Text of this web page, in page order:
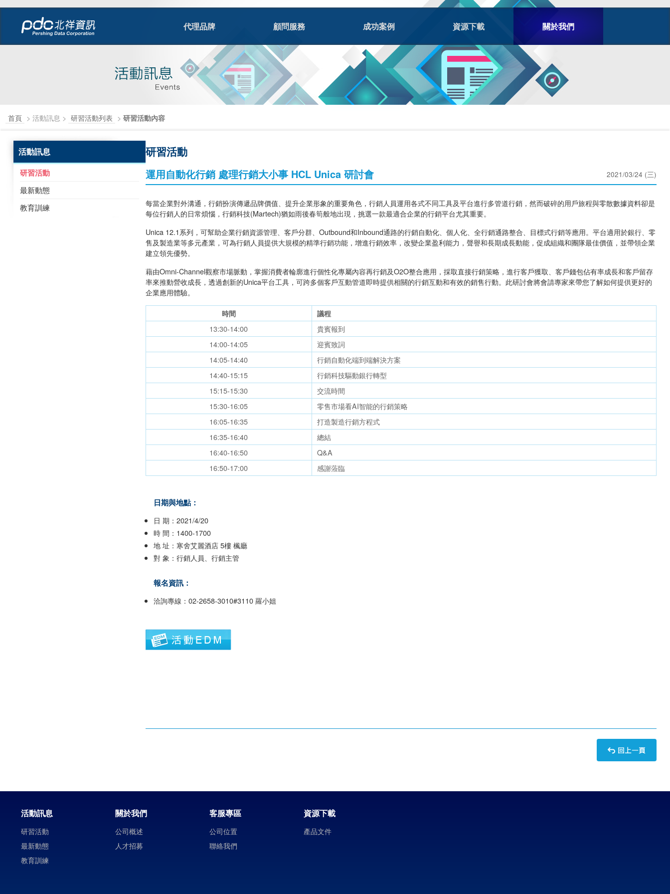
代理品牌 顧問服務 成功案例 資源下載 關於我們
首頁 > 活動訊息 > 研習活動列表 >研習活動內容
活動訊息
研習活動
最新動態
教育訓練
研習活動
運用自動化行銷 處理行銷大小事 HCL Unica 研討會 2021/03/24 (三)
每當企業對外溝通，行銷扮演傳遞品牌價值、提升企業形象的重要角色，行銷人員運用各式不同工具及平台進行多管道行銷，然而破碎的用戶旅程與零散數據資料卻是
每位行銷人的日常煩惱，行銷科技(Martech)猶如雨後春筍般地出現，挑選一款最適合企業的行銷平台尤其重要。
Unica 12.1系列，可幫助企業行銷資源管理、客戶分群、Outbound和Inbound通路的行銷自動化、個人化、全行銷通路整合、目標式行銷等應用。平台適用於銀行、零
售及製造業等多元產業，可為行銷人員提供大規模的精準行銷功能，增進行銷效率，改變企業盈利能力，聲譽和長期成長動能，促成組織和團隊最佳價值，並帶領企業
建立領先優勢。
藉由Omni-Channel觀察市場脈動，掌握消費者輪廓進行個性化專屬內容再行銷及O2O整合應用，採取直接行銷策略，進行客戶獲取、客戶錢包佔有率成長和客戶留存
率來推動營收成長，透過創新的Unica平台工具，可跨多個客戶互動管道即時提供相關的行銷互動和有效的銷售行動。此研討會將會請專家來帶您了解如何提供更好的
企業應用體驗。
時間 議程
13:30-14:00
貴賓報到
14:00-14:05
迎賓致詞
14:05-14:40
行銷自動化端到端解決方案
14:40-15:15
行銷科技驅動銀行轉型
15:15-15:30
交流時間
15:30-16:05
零售市場看AI智能的行銷策略
16:05-16:35
打造製造行銷方程式
16:35-16:40
總結
16:40-16:50
Q&A
16:50-17:00
感謝蒞臨
日期與地點：
日 期：2021/4/20
時 間：1400-1700
地 址：寒舍艾麗酒店 5樓 楓廳
對 象：行銷人員、行銷主管
報名資訊：
洽詢專線：02-2658-3010#3110 羅小姐
活動訊息
研習活動
最新動態
教育訓練
關於我們
公司概述
人才招募
客服專區
公司位置
聯絡我們
資源下載
產品文件